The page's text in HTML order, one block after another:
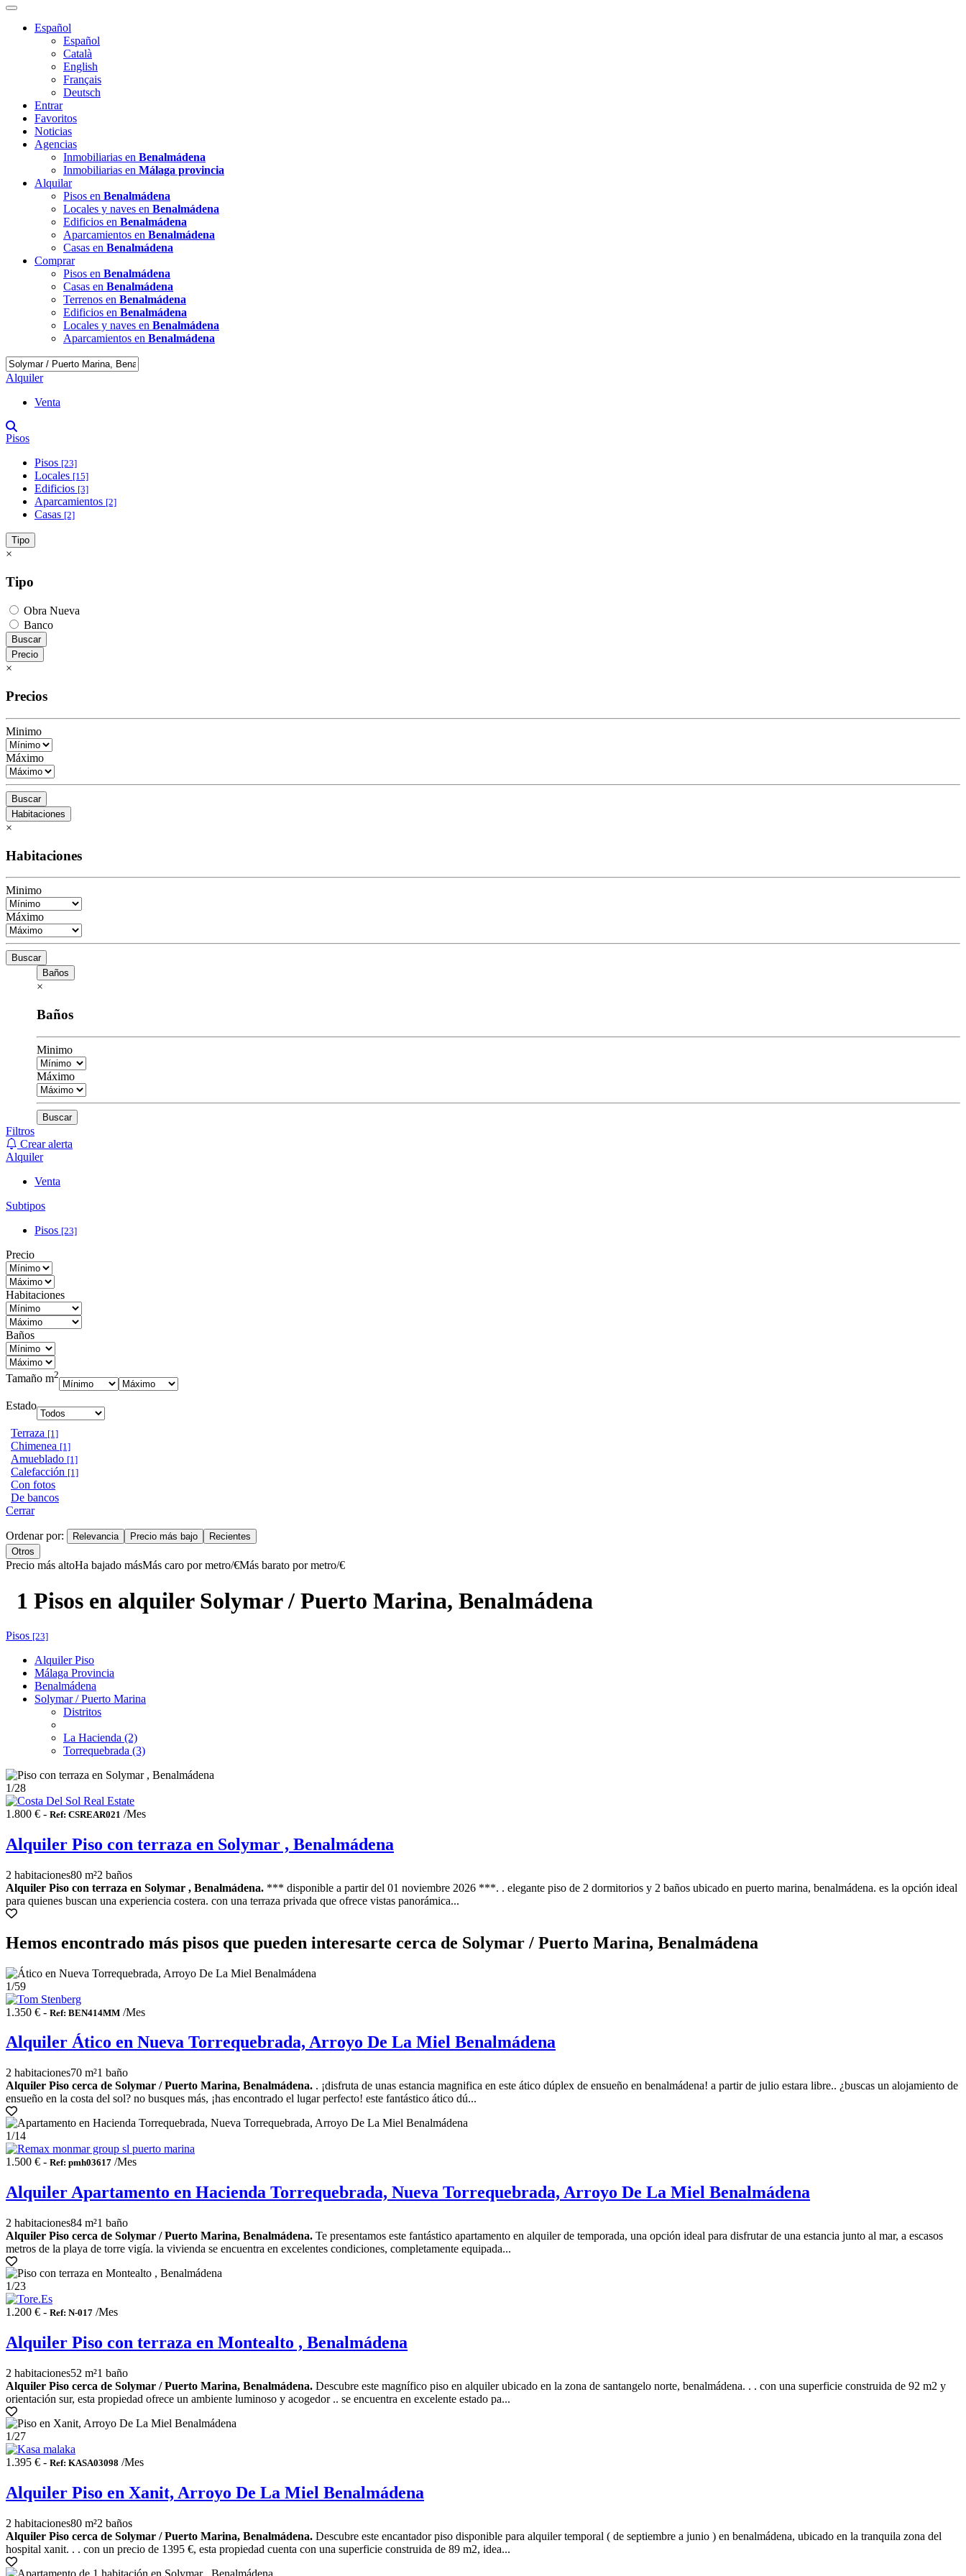
Español
Español
Català
English
Français
Deutsch
Entrar
Favoritos
Noticias
Agencias
Inmobiliarias en Benalmádena
Inmobiliarias en Málaga provincia
Alquilar
Pisos en Benalmádena
Locales y naves en Benalmádena
Edificios en Benalmádena
Aparcamientos en Benalmádena
Casas en Benalmádena
Comprar
Pisos en Benalmádena
Casas en Benalmádena
Terrenos en Benalmádena
Edificios en Benalmádena
Locales y naves en Benalmádena
Aparcamientos en Benalmádena
Alquiler
Venta
Pisos
Pisos [23]
Locales [15]
Edificios [3]
Aparcamientos [2]
Casas [2]
Tipo
×
Tipo
Obra Nueva
Banco
Buscar
Precio
×
Precios
Minimo
Máximo
Buscar
Habitaciones
×
Habitaciones
Minimo
Máximo
Buscar
Baños
×
Baños
Minimo
Máximo
Buscar
Filtros
Crear alerta
Alquiler
Venta
Subtipos
Pisos [23]
Precio
Habitaciones
Baños
Tamaño m2
Estado
Terraza [1]
Chimenea [1]
Amueblado [1]
Calefacción [1]
Con fotos
De bancos
Cerrar
Ordenar por: Relevancia Precio más bajo
Recientes
Otros
Precio más altoHa bajado másMás caro por metro/€Más barato por metro/€
1 Pisos en alquiler Solymar / Puerto Marina, Benalmádena
Pisos [23]
Alquiler Piso
Málaga Provincia
Benalmádena
Solymar / Puerto Marina
Distritos
La Hacienda (2)
Torrequebrada (3)
1/28
1.800 € - Ref: CSREAR021 /Mes
Alquiler Piso con terraza en Solymar , Benalmádena
2 habitaciones80 m²2 baños
Alquiler Piso con terraza en Solymar , Benalmádena. *** disponible a partir del 01 noviembre 2026 ***. . elegante piso de 2 dormitorios y 2 baños ubicado en puerto marina, benalmádena. es la opción ideal
para quienes buscan una experiencia costera. con una terraza privada que ofrece vistas panorámica...
Hemos encontrado más pisos que pueden interesarte cerca de Solymar / Puerto Marina, Benalmádena
1/59
1.350 € - Ref: BEN414MM /Mes
Alquiler Ático en Nueva Torrequebrada, Arroyo De La Miel Benalmádena
2 habitaciones70 m²1 baño
Alquiler Piso cerca de Solymar / Puerto Marina, Benalmádena. . ¡disfruta de unas estancia magnifica en este ático dúplex de ensueño en benalmádena! a partir de julio estara libre.. ¿buscas un alojamiento de
ensueño en la costa del sol? no busques más, ¡has encontrado el lugar perfecto! este fantástico ático dú...
1/14
1.500 € - Ref: pmh03617 /Mes
Alquiler Apartamento en Hacienda Torrequebrada, Nueva Torrequebrada, Arroyo De La Miel Benalmádena
2 habitaciones84 m²1 baño
Alquiler Piso cerca de Solymar / Puerto Marina, Benalmádena. Te presentamos este fantástico apartamento en alquiler de temporada, una opción ideal para disfrutar de una estancia junto al mar, a escasos
metros de la playa de torre vigía. la vivienda se encuentra en excelentes condiciones, completamente equipada...
1/23
1.200 € - Ref: N-017 /Mes
Alquiler Piso con terraza en Montealto , Benalmádena
2 habitaciones52 m²1 baño
Alquiler Piso cerca de Solymar / Puerto Marina, Benalmádena. Descubre este magnífico piso en alquiler ubicado en la zona de santangelo norte, benalmádena. . . con una superficie construida de 92 m2 y
orientación sur, esta propiedad ofrece un ambiente luminoso y acogedor .. se encuentra en excelente estado pa...
1/27
1.395 € - Ref: KASA03098 /Mes
Alquiler Piso en Xanit, Arroyo De La Miel Benalmádena
2 habitaciones80 m²2 baños
Alquiler Piso cerca de Solymar / Puerto Marina, Benalmádena. Descubre este encantador piso disponible para alquiler temporal ( de septiembre a junio ) en benalmádena, ubicado en la tranquila zona del
hospital xanit. . . con un precio de 1395 €, esta propiedad cuenta con una superficie construida de 89 m2, idea...